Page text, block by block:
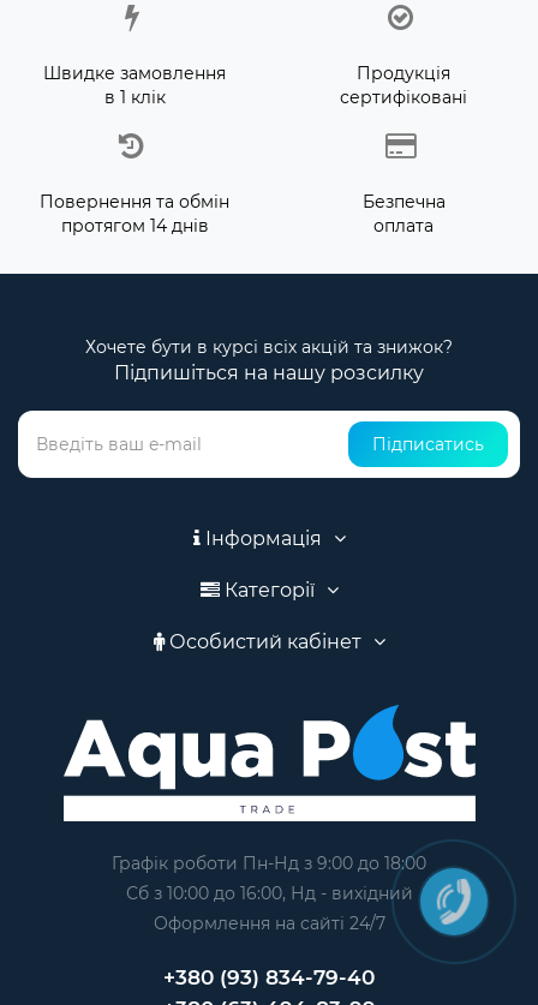
Швидке замовлення
в 1 клік
Продукція
сертифіковані
Повернення та обмін
протягом 14 днів
Безпечна
оплата
Хочете бути в курсі всіх акцій та знижок?
Підпишіться на нашу розсилку
Підписатись
Інформація
Категорії
Особистий кабінет
Графік роботи Пн-Нд з 9:00 до 18:00
Сб з 10:00 до 16:00, Нд - вихідний
Оформлення на сайтi 24/7
+380 (93) 834-79-40